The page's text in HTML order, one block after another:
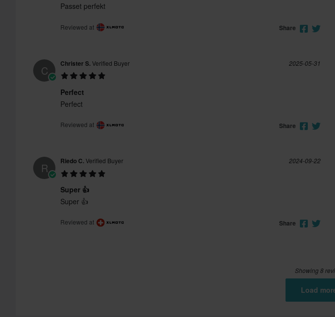
Passet perfekt
Reviewed at Share
C Christer S.Verified Buyer 2025-05-31
Perfect
Perfect
Reviewed at Share
R Riedo C.Verified Buyer 2024-09-22
Super 👍
Super 👍
Reviewed at Share
Showing 8
Load